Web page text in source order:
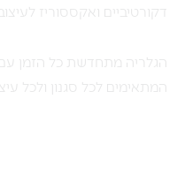
דקורטיביים ואקססוריז
הגלריה מתחדשת כל הזמן עם
המתאימים לכל סגנון ולכל